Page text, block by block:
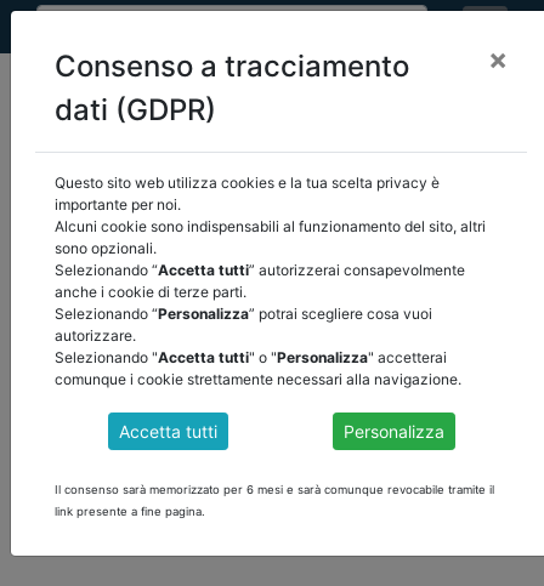
Attenzione, il contenuto è visibile solamente agli utenti registrati.
ACCEDI
Consenso a tracciamento
dati (GDPR)
×
Questo sito web utilizza cookies e la tua scelta privacy è
importante per noi.
Alcuni cookie sono indispensabili al funzionamento del sito, altri
sono opzionali.
Selezionando “Accetta tutti” autorizzerai consapevolmente
anche i cookie di terze parti.
Selezionando “Personalizza” potrai scegliere cosa vuoi
autorizzare.
Selezionando "Accetta tutti" o "Personalizza" accetterai
comunque i cookie strettamente necessari alla navigazione.
Accetta tutti Personalizza
Il consenso sarà memorizzato per 6 mesi e sarà comunque revocabile tramite il
link presente a fine pagina.